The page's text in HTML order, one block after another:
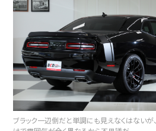
ブラック一辺倒だと単調にも見えなくはないが